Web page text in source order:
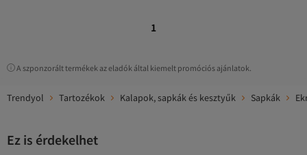
1
A szponzorált termékek az eladók által kiemelt promóciós ajánlatok.
Trendyol Tartozékok Kalapok, sapkák és kesztyűk Sapkák
Ez is érdekelhet